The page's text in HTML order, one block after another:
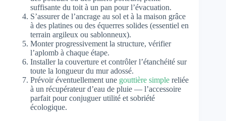
suffisante du toit à un pan pour l’évacuation.
S’assurer de l’ancrage au sol et à la maison grâce
à des platines ou des équerres solides (essentiel en
terrain argileux ou sablonneux).
Monter progressivement la structure, vérifier
l’aplomb à chaque étape.
Installer la couverture et contrôler l’étanchéité sur
toute la longueur du mur adossé.
Prévoir éventuellement une gouttière simple reliée
à un récupérateur d’eau de pluie — l’accessoire
parfait pour conjuguer utilité et sobriété
écologique.